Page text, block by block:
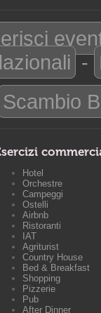
-
Scambio
Hotel
Orchestre
Campeggi
Ostelli
Airbnb
Ristoranti
IAT
Agriturist
Country House
Bed & Breakfast
Shopping
Pizzerie
Pub
After Dinner